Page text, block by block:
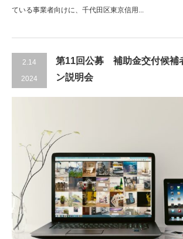
ている事業者向けに、千代田区東京信用...
2.14
2024
第11回公募 補助金交付候補
ン説明会